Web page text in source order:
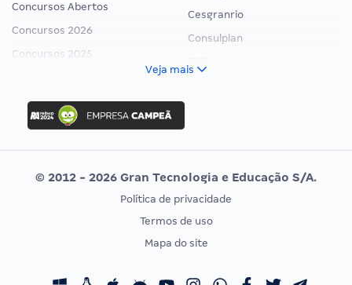
Concursos Abertos
Concursos 2026
Concursos 2025
Concurso Ibama
Concurso MPU
Editais publicados
Cesgranrio
Consulplan
Vunesp
CONCURSOS POR PROFISSÃO
Concursos Fiscais
EXAME DE ORDEM
Calendário OAB
Veja mais
© 2012 - 2026 Gran Tecnologia e Educação S/A.
Política de privacidade
Termos de uso
Mapa do site